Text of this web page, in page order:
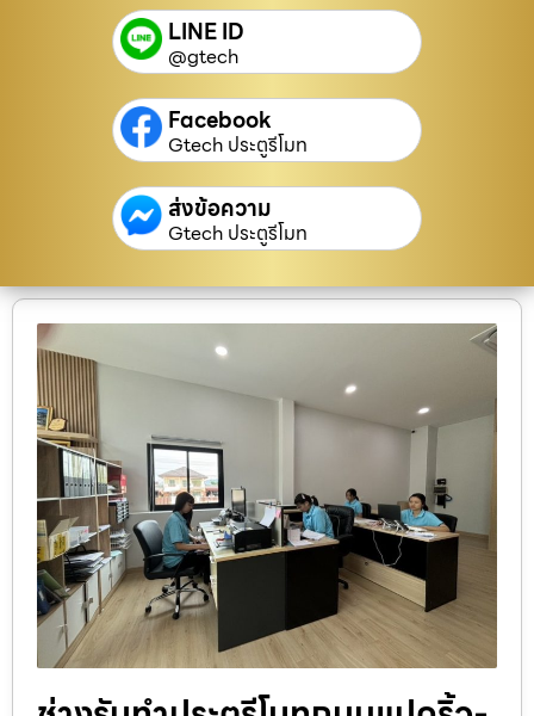
LINE ID
@gtech
Facebook
Gtech ประตูรีโมท
ส่งข้อความ
Gtech ประตูรีโมท